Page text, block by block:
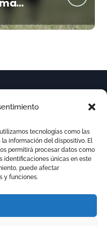
tecnologías como las
información del dispositivo. El
permitirá procesar datos como
identificaciones únicas en este
puede afectar
y funciones.
Real
reservados